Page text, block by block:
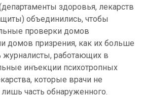
здоровья, лекарств
объединились, чтобы
проверки домов
домов призрения, как их больше
журналисты, работающих в
инъекции психотропных
которые врачи не
лишь часть обнаруженного.